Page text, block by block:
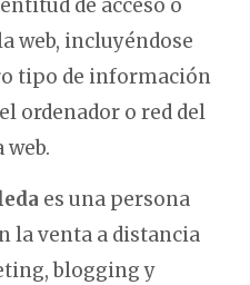
de acceso o
web, incluyéndose
tipo de información
ordenador o red del
web.
es una persona
la venta a distancia
blogging y